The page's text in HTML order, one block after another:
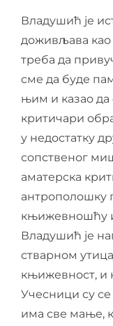
Владушић је
доживљава
треба да
сме да буде
њим и казао да
критичари
у недостатку
сопственог
аматерска
антрополошку
књижевношћу
Владушић је
стварном
књижевност, и
Учесници су
има све мање,